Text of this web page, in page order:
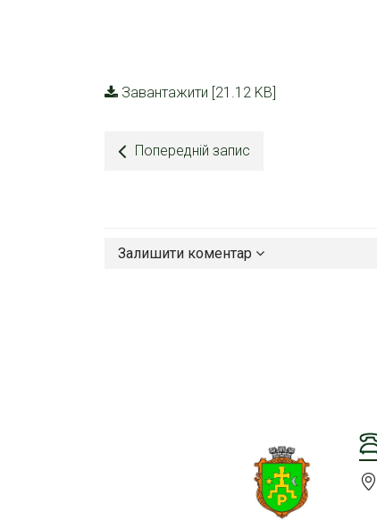
Завантажити [21.12 KB]
Попередній запис
Залишити коментар